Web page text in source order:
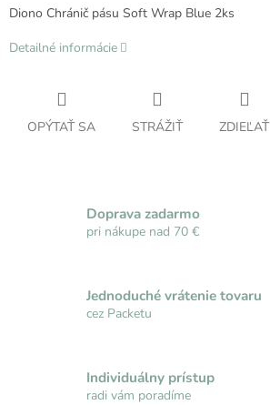
Diono Chránič pásu Soft Wrap Blue 2ks
Detailné informácie
OPÝTAŤ SA STRÁŽIŤ ZDIEĽAŤ
Doprava zadarmo
pri nákupe nad 70 €
Jednoduché vrátenie tovaru
cez Packetu
Individuálny prístup
radi vám poradíme